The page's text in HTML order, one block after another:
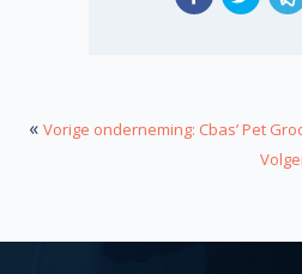
« Vorige onderneming: Cbas’ Pet